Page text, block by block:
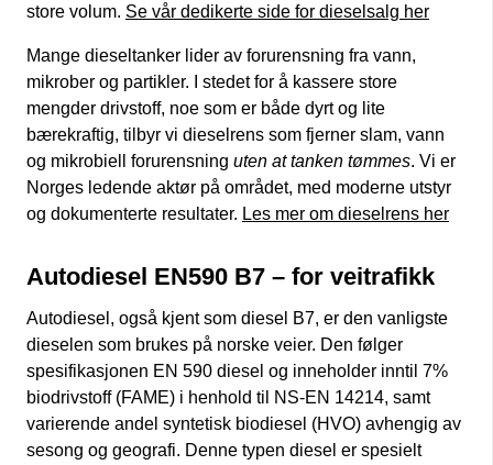
store volum. Se vår dedikerte side for dieselsalg her
Mange dieseltanker lider av forurensning fra vann,
mikrober og partikler. I stedet for å kassere store
mengder drivstoff, noe som er både dyrt og lite
bærekraftig, tilbyr vi dieselrens som fjerner slam, vann
og mikrobiell forurensning uten at tanken tømmes. Vi er
Norges ledende aktør på området, med moderne utstyr
og dokumenterte resultater. Les mer om dieselrens her
Autodiesel EN590 B7 – for veitrafikk
Autodiesel, også kjent som diesel B7, er den vanligste
dieselen som brukes på norske veier. Den følger
spesifikasjonen EN 590 diesel og inneholder inntil 7%
biodrivstoff (FAME) i henhold til NS-EN 14214, samt
varierende andel syntetisk biodiesel (HVO) avhengig av
sesong og geografi. Denne typen diesel er spesielt